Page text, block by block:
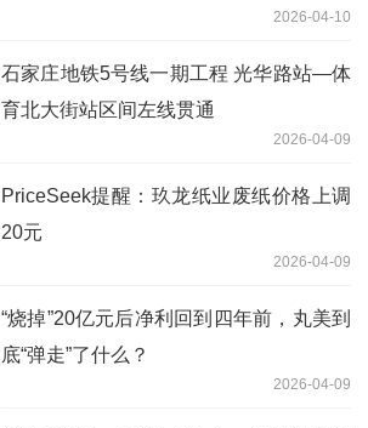
2026-04-10
石家庄地铁5号线一期工程 光华路站—体
育北大街站区间左线贯通
2026-04-09
PriceSeek提醒：玖龙纸业废纸价格上调
20元
2026-04-09
“烧掉”20亿元后净利回到四年前，丸美到
底“弹走”了什么？
2026-04-09